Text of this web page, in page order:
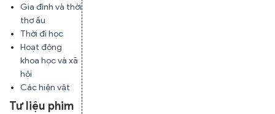
Gia đình và thời
thơ ấu
Thời đi học
Hoạt động
khoa học và xã
hội
Các hiện vật
Tư liệu phim